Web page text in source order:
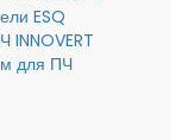
ESQ
INNOVERT
для ПЧ